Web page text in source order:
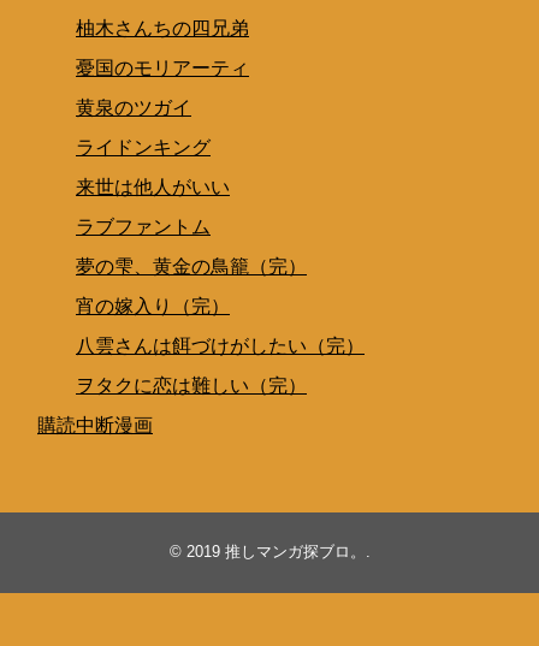
柚木さんちの四兄弟
憂国のモリアーティ
黄泉のツガイ
ライドンキング
来世は他人がいい
ラブファントム
夢の雫、黄金の鳥籠（完）
宵の嫁入り（完）
八雲さんは餌づけがしたい（完）
ヲタクに恋は難しい（完）
購読中断漫画
© 2019 推しマンガ探ブロ。